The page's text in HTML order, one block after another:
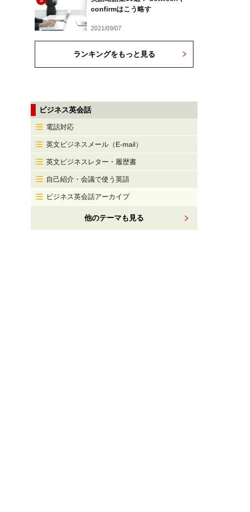
confirmはこう略す
2021/09/07
ランキングをもっと見る
ビジネス英会話
電話対応
英文ビジネスメール（E-mail）
英文ビジネスレター・履歴書
自己紹介・会議で使う英語
ビジネス英会話アーカイブ
他のテーマも見る